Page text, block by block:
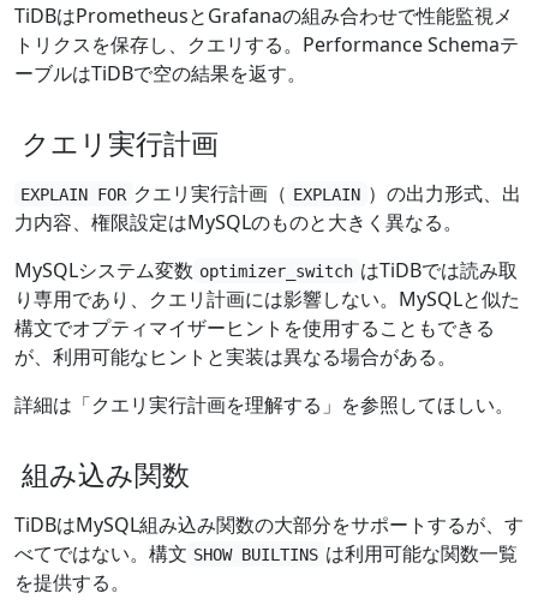
TiDBはPrometheusとGrafanaの組み合わせで性能監視メ
トリクスを保存し、クエリする。Performance Schemaテ
ーブルはTiDBで空の結果を返す。
クエリ実行計画
EXPLAIN FOR クエリ実行計画（ EXPLAIN ）の出力形式、出
力内容、権限設定はMySQLのものと大きく異なる。
MySQLシステム変数 optimizer_switch はTiDBでは読み取
り専用であり、クエリ計画には影響しない。MySQLと似た
構文でオプティマイザーヒントを使用することもできる
が、利用可能なヒントと実装は異なる場合がある。
詳細は「クエリ実行計画を理解する」を参照してほしい。
組み込み関数
TiDBはMySQL組み込み関数の大部分をサポートするが、す
べてではない。構文 SHOW BUILTINS は利用可能な関数一覧
を提供する。